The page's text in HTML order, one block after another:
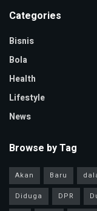
Categories
Bisnis
Bola
Health
Lifestyle
News
Browse by Tag
Akan Baru
Diduga
DPR